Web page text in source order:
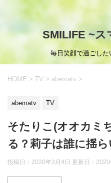
SMILIFE ~
毎日笑顔で過ごした
HOME > TV > abematv >
abematv TV
そたりこ(オオカミ
る？莉子は誰に揺
投稿日：2020年3月4日 更新日： 2020